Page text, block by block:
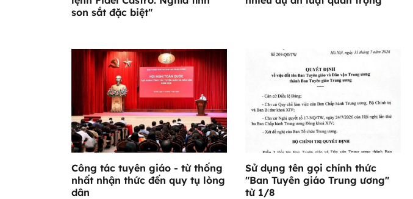
son sắt đặc biệt"
Công tác tuyên giáo - từ thống
nhất nhận thức đến quy tụ lòng
dân
Sử dụng tên gọi chính thức
"Ban Tuyên giáo Trung ương"
từ 1/8